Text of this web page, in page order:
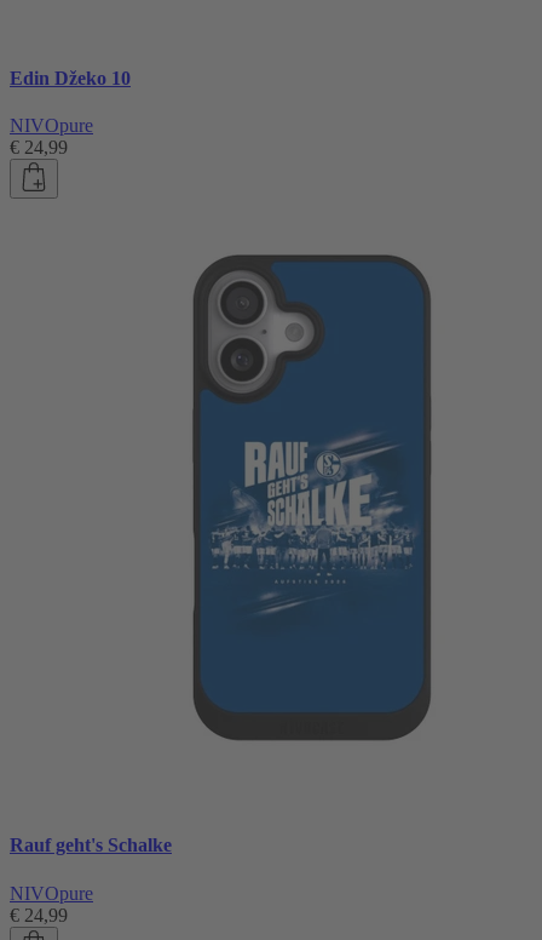
Edin Džeko 10
NIVOpure
€ 24,99
Rauf geht's Schalke
NIVOpure
€ 24,99